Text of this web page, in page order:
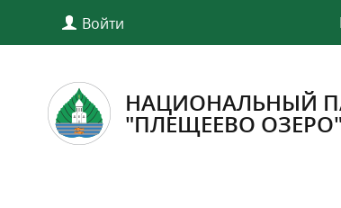
Войти
НАЦИОНАЛЬНЫЙ
"ПЛЕЩЕЕВО ОЗЕРО"